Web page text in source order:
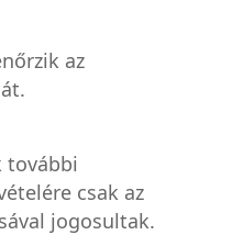
az
további
csak az
jogosultak.